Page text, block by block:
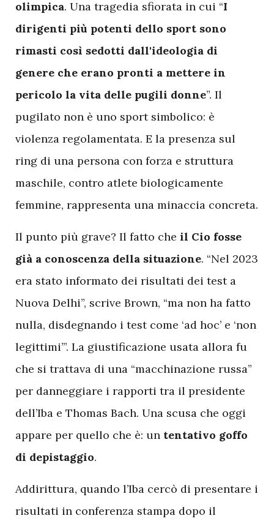
olimpica. Una tragedia sfiorata in cui “I
dirigenti più potenti dello sport sono
rimasti così sedotti dall'ideologia di
genere che erano pronti a mettere in
pericolo la vita delle pugili donne”. Il
pugilato non è uno sport simbolico: è
violenza regolamentata. E la presenza sul
ring di una persona con forza e struttura
maschile, contro atlete biologicamente
femmine, rappresenta una minaccia concreta.
Il punto più grave? Il fatto che il Cio fosse
già a conoscenza della situazione. “Nel 2023
era stato informato dei risultati dei test a
Nuova Delhi”, scrive Brown, “ma non ha fatto
nulla, disdegnando i test come ‘ad hoc’ e ‘non
legittimi’”. La giustificazione usata allora fu
che si trattava di una “macchinazione russa”
per danneggiare i rapporti tra il presidente
dell’Iba e Thomas Bach. Una scusa che oggi
appare per quello che è: un tentativo goffo
di depistaggio.
Addirittura, quando l’Iba cercò di presentare i
risultati in conferenza stampa dopo il